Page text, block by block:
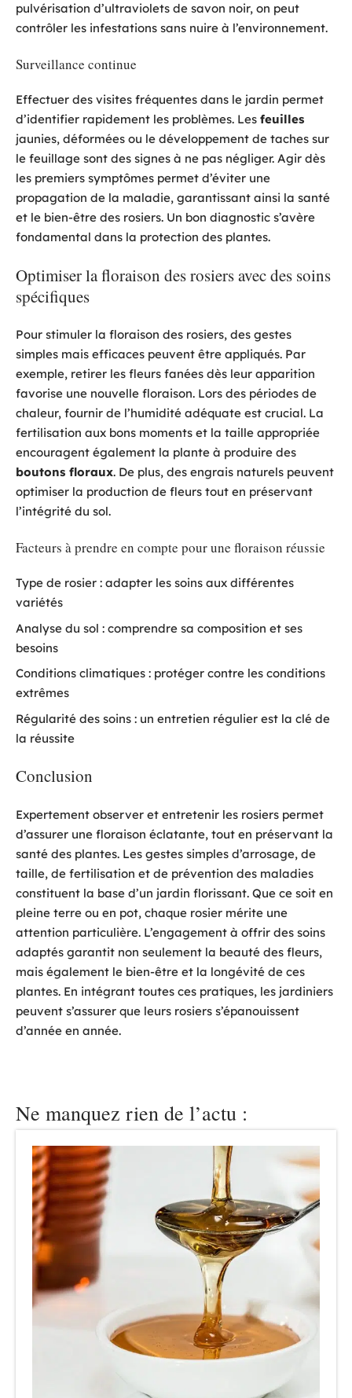
pulvérisation d’ultraviolets de savon noir, on peut
contrôler les infestations sans nuire à l’environnement.
Surveillance continue
Effectuer des visites fréquentes dans le jardin permet
d’identifier rapidement les problèmes. Les feuilles
jaunies, déformées ou le développement de taches sur
le feuillage sont des signes à ne pas négliger. Agir dès
les premiers symptômes permet d’éviter une
propagation de la maladie, garantissant ainsi la santé
et le bien-être des rosiers. Un bon diagnostic s’avère
fondamental dans la protection des plantes.
Optimiser la floraison des rosiers avec des soins
spécifiques
Pour stimuler la floraison des rosiers, des gestes
simples mais efficaces peuvent être appliqués. Par
exemple, retirer les fleurs fanées dès leur apparition
favorise une nouvelle floraison. Lors des périodes de
chaleur, fournir de l’humidité adéquate est crucial. La
fertilisation aux bons moments et la taille appropriée
encouragent également la plante à produire des
boutons floraux. De plus, des engrais naturels peuvent
optimiser la production de fleurs tout en préservant
l’intégrité du sol.
Facteurs à prendre en compte pour une floraison réussie
Type de rosier : adapter les soins aux différentes
variétés
Analyse du sol : comprendre sa composition et ses
besoins
Conditions climatiques : protéger contre les conditions
extrêmes
Régularité des soins : un entretien régulier est la clé de
la réussite
Conclusion
Expertement observer et entretenir les rosiers permet
d’assurer une floraison éclatante, tout en préservant la
santé des plantes. Les gestes simples d’arrosage, de
taille, de fertilisation et de prévention des maladies
constituent la base d’un jardin florissant. Que ce soit en
pleine terre ou en pot, chaque rosier mérite une
attention particulière. L’engagement à offrir des soins
adaptés garantit non seulement la beauté des fleurs,
mais également le bien-être et la longévité de ces
plantes. En intégrant toutes ces pratiques, les jardiniers
peuvent s’assurer que leurs rosiers s’épanouissent
d’année en année.
Ne manquez rien de l’actu :